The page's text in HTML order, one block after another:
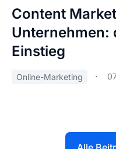
Content
Unternehmen:
Einstieg
Online-Marketing